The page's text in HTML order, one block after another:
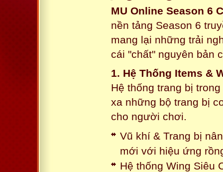
MU Online Season 6
nền tảng Season 6
mang lại những trải
cái "chất" nguyên bản
1. Hệ Thống Items &
Hệ thống trang bị
xa những bộ trang bị
cho người chơi.
Vũ khí & Trang bị
mới với hiệu ứng
Hệ thống Wing Siêu